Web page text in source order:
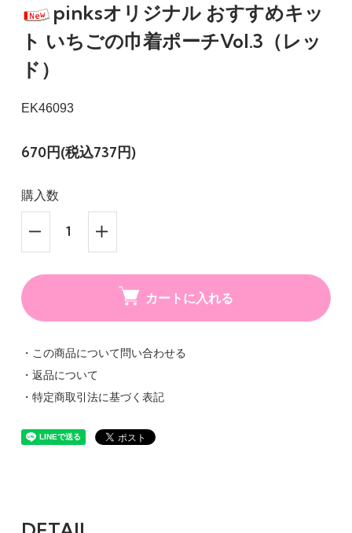
pinksオリジナル おすすめキッ
ト いちごの巾着ポーチVol.3（レッ
ド）
EK46093
670円(税込737円)
購入数
カートに入れる
・この商品について問い合わせる
・返品について
・特定商取引法に基づく表記